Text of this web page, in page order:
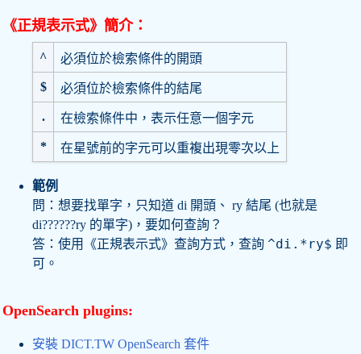
《正規表示式》簡介：
^ 必須位於檢索條件的開頭
$ 必須位於檢索條件的結尾
. 在檢索條件中，表示任意一個字元
* 在星號前的字元可以重複出現零次以上
範例
問：想要找單字，只知道 di 開頭、 ry 結尾 (也就是
di??????ry 的單字)，要如何查詢？
答：使用《正規表示式》查詢方式，查詢 ^di.*ry$ 即
可。
OpenSearch plugins:
安裝 DICT.TW OpenSearch 套件